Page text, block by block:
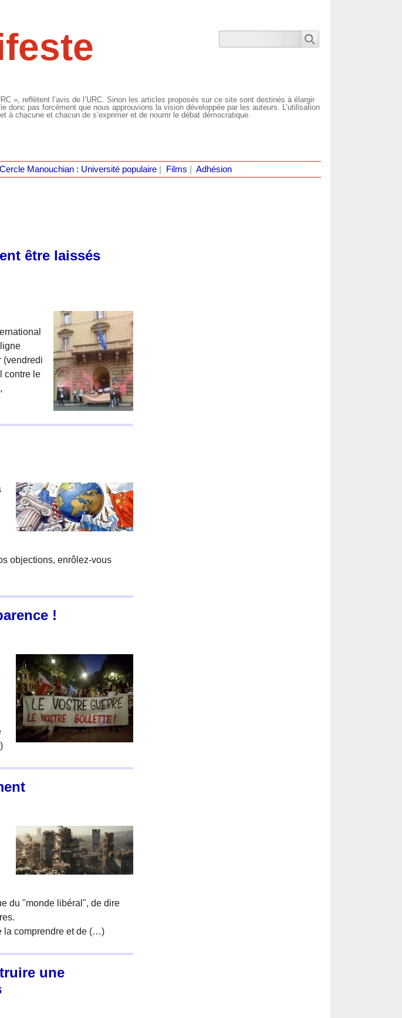
», reflètent l’avis de l’URC. Sinon les articles proposés sur ce site sont destinés à élargir
donc pas forcément que nous approuvions la vision développée par les auteurs. L’utilisation
à chacune et chacun de s’exprimer et de nourrir le débat démocratique.
Cercle Manouchian : Université populaire| Films Adhésion
être laissés
(vendredi
contre le
objections, enrôlez-vous
!
du "monde libéral", de dire
la comprendre et de (…)
une